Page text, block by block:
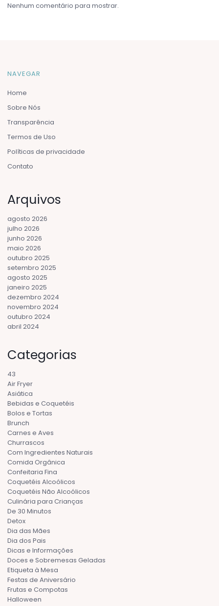
Nenhum comentário para mostrar.
NAVEGAR
Home
Sobre Nós
Transparência
Termos de Uso
Políticas de privacidade
Contato
Arquivos
agosto 2026
julho 2026
junho 2026
maio 2026
outubro 2025
setembro 2025
agosto 2025
janeiro 2025
dezembro 2024
novembro 2024
outubro 2024
abril 2024
Categorias
43
Air Fryer
Asiática
Bebidas e Coquetéis
Bolos e Tortas
Brunch
Carnes e Aves
Churrascos
Com Ingredientes Naturais
Comida Orgânica
Confeitaria Fina
Coquetéis Alcoólicos
Coquetéis Não Alcoólicos
Culinária para Crianças
De 30 Minutos
Detox
Dia das Mães
Dia dos Pais
Dicas e Informações
Doces e Sobremesas Geladas
Etiqueta à Mesa
Festas de Aniversário
Frutas e Compotas
Halloween